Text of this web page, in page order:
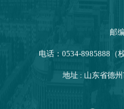
邮
电话：0534-8985888（
地址 : 山东省德